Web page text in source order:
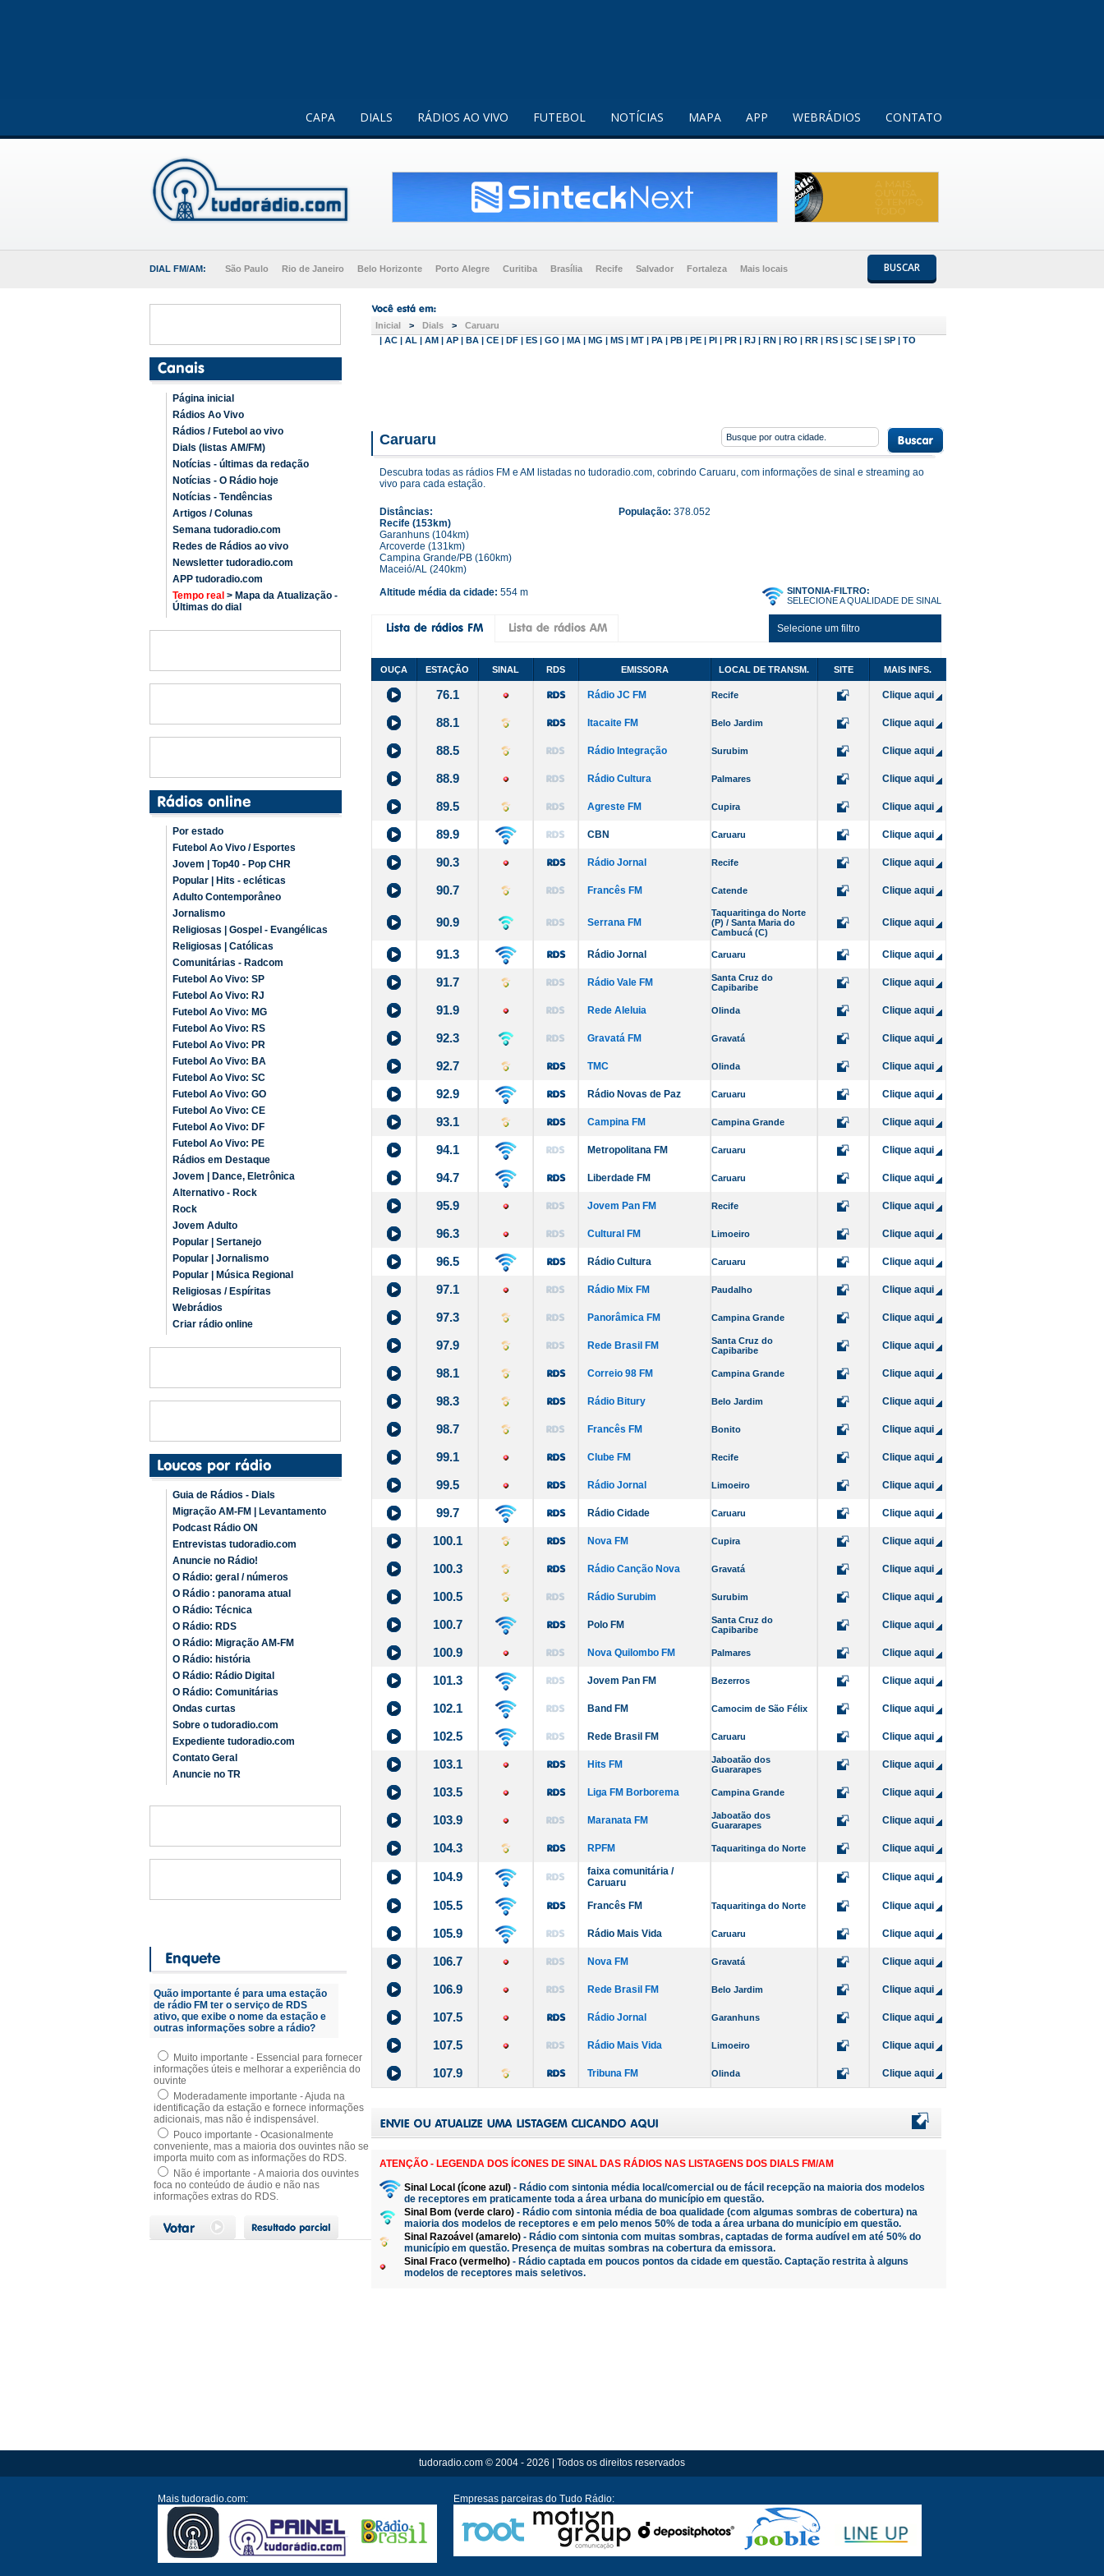
CAPA DIALS RÁDIOS AO VIVO FUTEBOL NOTÍCIAS MAPA APP WEBRÁDIOS CONTATO
DIAL FM/AM: São Paulo Rio de Janeiro Belo Horizonte Porto Alegre Curitiba Brasília Recife Salvador Fortaleza Mais locais BUSCAR
Página inicial
Rádios Ao Vivo
Rádios / Futebol ao vivo
Dials (listas AM/FM)
Notícias - últimas da redação
Notícias - O Rádio hoje
Notícias - Tendências
Artigos / Colunas
Semana tudoradio.com
Redes de Rádios ao vivo
Newsletter tudoradio.com
APP tudoradio.com
Tempo real > Mapa da Atualização -
Últimas do dial
Por estado
Futebol Ao Vivo / Esportes
Jovem | Top40 - Pop CHR
Popular | Hits - ecléticas
Adulto Contemporâneo
Jornalismo
Religiosas | Gospel - Evangélicas
Religiosas | Católicas
Comunitárias - Radcom
Futebol Ao Vivo: SP
Futebol Ao Vivo: RJ
Futebol Ao Vivo: MG
Futebol Ao Vivo: RS
Futebol Ao Vivo: PR
Futebol Ao Vivo: BA
Futebol Ao Vivo: SC
Futebol Ao Vivo: GO
Futebol Ao Vivo: CE
Futebol Ao Vivo: DF
Futebol Ao Vivo: PE
Rádios em Destaque
Jovem | Dance, Eletrônica
Alternativo - Rock
Rock
Jovem Adulto
Popular | Sertanejo
Popular | Jornalismo
Popular | Música Regional
Religiosas / Espíritas
Webrádios
Criar rádio online
Guia de Rádios - Dials
Migração AM-FM | Levantamento
Podcast Rádio ON
Entrevistas tudoradio.com
Anuncie no Rádio!
O Rádio: geral / números
O Rádio : panorama atual
O Rádio: Técnica
O Rádio: RDS
O Rádio: Migração AM-FM
O Rádio: história
O Rádio: Rádio Digital
O Rádio: Comunitárias
Ondas curtas
Sobre o tudoradio.com
Expediente tudoradio.com
Contato Geral
Anuncie no TR
Quão importante é para uma estação
de rádio FM ter o serviço de RDS
ativo, que exibe o nome da estação e
outras informações sobre a rádio?
Muito importante - Essencial para fornecer
informações úteis e melhorar a experiência do
ouvinte
Moderadamente importante - Ajuda na
identificação da estação e fornece informações
adicionais, mas não é indispensável.
Pouco importante - Ocasionalmente
conveniente, mas a maioria dos ouvintes não se
importa muito com as informações do RDS.
Não é importante - A maioria dos ouvintes
foca no conteúdo de áudio e não nas
informações extras do RDS.
Inicial > Dials >
Caruaru
| AC | AL | AM | AP | BA | CE | DF | ES | GO | MA | MG | MS | MT | PA | PB | PE | PI | PR | RJ | RN | RO | RR | RS | SC | SE | SP | TO
Caruaru
Descubra todas as rádios FM e AM listadas no tudoradio.com, cobrindo Caruaru, com informações de sinal e streaming ao
vivo para cada estação.
Distâncias:
Recife (153km)
Garanhuns (104km)
Arcoverde (131km)
Campina Grande/PB (160km)
Maceió/AL (240km)
Altitude média da cidade: 554 m
População: 378.052
SINTONIA-FILTRO:
SELECIONE A QUALIDADE DE SINAL
Selecione um filtro
OUÇA ESTAÇÃO SINAL RDS EMISSORA LOCAL DE TRANSM. SITE MAIS INFS.
76.1 Rádio JC FM Recife Clique aqui
88.1 Itacaite FM Belo Jardim Clique aqui
88.5 Rádio Integração Surubim Clique aqui
88.9 Rádio Cultura Palmares Clique aqui
89.5 Agreste FM Cupira Clique aqui
89.9 CBN Caruaru Clique aqui
90.3 Rádio Jornal Recife Clique aqui
90.7 Francês FM Catende Clique aqui
90.9 Serrana FM
Taquaritinga do Norte
(P) / Santa Maria do
Cambucá (C)
Clique aqui
91.3 Rádio Jornal Caruaru Clique aqui
91.7 Rádio Vale FM
Santa Cruz do
Capibaribe
Clique aqui
91.9 Rede Aleluia Olinda Clique aqui
92.3 Gravatá FM Gravatá Clique aqui
92.7 TMC Olinda Clique aqui
92.9 Rádio Novas de Paz Caruaru Clique aqui
93.1 Campina FM Campina Grande Clique aqui
94.1 Metropolitana FM Caruaru Clique aqui
94.7 Liberdade FM Caruaru Clique aqui
95.9 Jovem Pan FM Recife Clique aqui
96.3 Cultural FM Limoeiro Clique aqui
96.5 Rádio Cultura Caruaru Clique aqui
97.1 Rádio Mix FM Paudalho Clique aqui
97.3 Panorâmica FM Campina Grande Clique aqui
97.9 Rede Brasil FM
Santa Cruz do
Capibaribe
Clique aqui
98.1 Correio 98 FM Campina Grande Clique aqui
98.3 Rádio Bitury Belo Jardim Clique aqui
98.7 Francês FM Bonito Clique aqui
99.1 Clube FM Recife Clique aqui
99.5 Rádio Jornal Limoeiro Clique aqui
99.7 Rádio Cidade Caruaru Clique aqui
100.1 Nova FM Cupira Clique aqui
100.3 Rádio Canção Nova Gravatá Clique aqui
100.5 Rádio Surubim Surubim Clique aqui
100.7 Polo FM
Santa Cruz do
Capibaribe
Clique aqui
100.9 Nova Quilombo FM Palmares Clique aqui
101.3 Jovem Pan FM Bezerros Clique aqui
102.1 Band FM Camocim de São Félix Clique aqui
102.5 Rede Brasil FM Caruaru Clique aqui
103.1 Hits FM
Jaboatão dos
Guararapes
Clique aqui
103.5 Liga FM Borborema Campina Grande Clique aqui
103.9 Maranata FM
Jaboatão dos
Guararapes
Clique aqui
104.3 RPFM Taquaritinga do Norte Clique aqui
104.9
faixa comunitária /
Caruaru
Clique aqui
105.5 Francês FM Taquaritinga do Norte Clique aqui
105.9 Rádio Mais Vida Caruaru Clique aqui
106.7 Nova FM Gravatá Clique aqui
106.9 Rede Brasil FM Belo Jardim Clique aqui
107.5 Rádio Jornal Garanhuns Clique aqui
107.5 Rádio Mais Vida Limoeiro Clique aqui
107.9 Tribuna FM Olinda Clique aqui
ATENÇÃO - LEGENDA DOS ÍCONES DE SINAL DAS RÁDIOS NAS LISTAGENS DOS DIALS FM/AM
Sinal Local (ícone azul) - Rádio com sintonia média local/comercial ou de fácil recepção na maioria dos modelos
de receptores em praticamente toda a área urbana do município em questão.
Sinal Bom (verde claro) - Rádio com sintonia média de boa qualidade (com algumas sombras de cobertura) na
maioria dos modelos de receptores e em pelo menos 50% de toda a área urbana do município em questão.
Sinal Razoável (amarelo) - Rádio com sintonia com muitas sombras, captadas de forma audível em até 50% do
município em questão. Presença de muitas sombras na cobertura da emissora.
Sinal Fraco (vermelho) - Rádio captada em poucos pontos da cidade em questão. Captação restrita à alguns
modelos de receptores mais seletivos.
tudoradio.com © 2004 - 2026 | Todos os direitos reservados
Mais tudoradio.com: Empresas parceiras do Tudo Rádio: